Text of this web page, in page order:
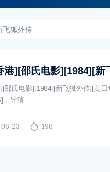
飞狐外传
邵氏电影][1984][新飞狐外传][黄
，导演:......
23 198